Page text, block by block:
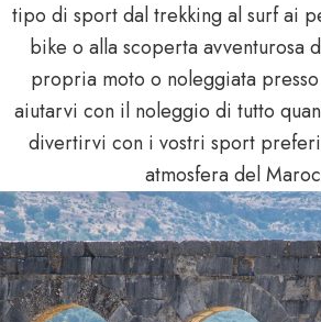
tipo di sport dal trekking al surf ai
bike o alla scoperta avventurosa
propria moto o noleggiata
aiutarvi con il noleggio di tutto
divertirvi con i vostri sport
atmosfera del